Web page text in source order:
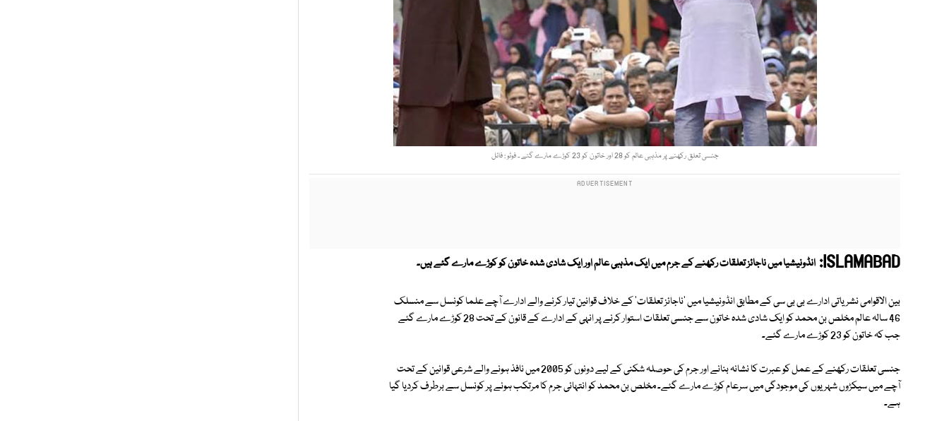
جنسی تعلق رکھنے پر مذہبی عالم کو 28 اور خاتون کو 23 کوڑے مارے گئے ۔ فوٹو : فائل
ISLAMABAD: انڈونیشیا میں ناجائز تعلقات رکھنے کے جرم میں ایک مذہبی عالم اور ایک شادی شدہ خاتون کو کوڑے مارے گئے ہیں۔
بین الاقوامی نشریاتی ادارے بی بی سی کے مطابق انڈونیشیا میں 'ناجائز تعلقات' کے خلاف قوانین تیار کرنے والے ادارے آچے علما کونسل سے منسلک
46 سالہ عالم مخلص بن محمد کو ایک شادی شدہ خاتون سے جنسی تعلقات استوار کرنے پر انہی کے ادارے کے قانون کے تحت 28 کوڑے مارے گئے
جب کہ خاتون کو 23 کوڑے مارے گئے۔
جنسی تعلقات رکھنے کے عمل کو عبرت کا نشانہ بنانے اور جرم کی حوصلہ شکنی کے لیے دونوں کو 2005 میں نافذ ہونے والے شرعی قوانین کے تحت
آچے میں سیکڑوں شہریوں کی موجودگی میں سرعام کوڑے مارے گئے۔ مخلص بن محمد کو انتہائی جرم کا مرتکب ہونے پر کونسل سے برطرف کردیا گیا
ہے۔